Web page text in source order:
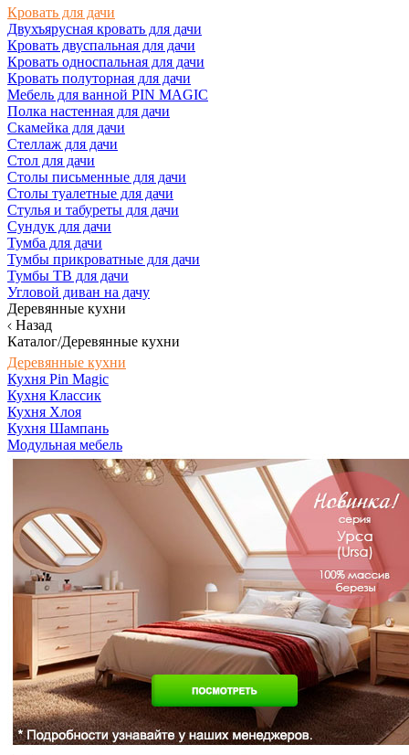
Кровать для дачи
Двухъярусная кровать для дачи
Кровать двуспальная для дачи
Кровать односпальная для дачи
Кровать полуторная для дачи
Мебель для ванной PIN MAGIC
Полка настенная для дачи
Скамейка для дачи
Стеллаж для дачи
Стол для дачи
Столы письменные для дачи
Столы туалетные для дачи
Стулья и табуреты для дачи
Сундук для дачи
Тумба для дачи
Тумбы прикроватные для дачи
Тумбы ТВ для дачи
Угловой диван на дачу
Деревянные кухни
Назад
Каталог/Деревянные кухни
Деревянные кухни
Кухня Pin Magic
Кухня Классик
Кухня Хлоя
Кухня Шампань
Модульная мебель